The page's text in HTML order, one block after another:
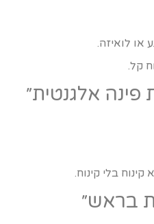
או לואיזה.
קל.
אלגנטית״
בלי קינוח.
בראש״